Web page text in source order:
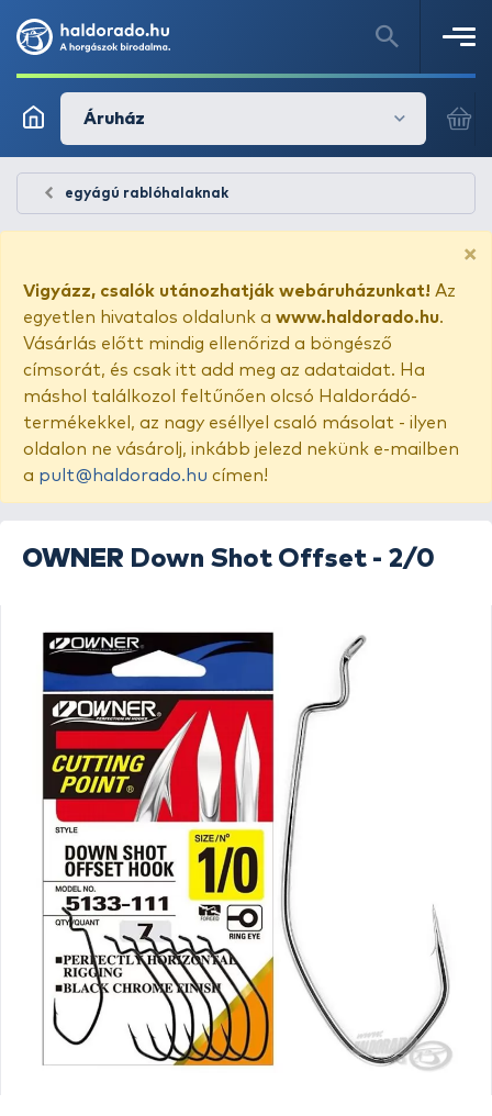
Áruház
egyágú rablóhalaknak
×
Vigyázz, csalók utánozhatják webáruházunkat! Az
egyetlen hivatalos oldalunk a www.haldorado.hu.
Vásárlás előtt mindig ellenőrizd a böngésző
címsorát, és csak itt add meg az adataidat. Ha
máshol találkozol feltűnően olcsó Haldorádó-
termékekkel, az nagy eséllyel csaló másolat - ilyen
oldalon ne vásárolj, inkább jelezd nekünk e-mailben
a pult@haldorado.hu címen!
OWNER Down Shot Offset - 2/0